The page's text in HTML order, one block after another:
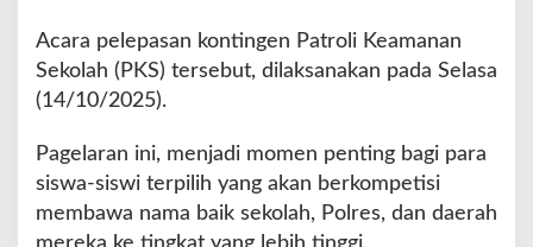
i
s
w
/
K
S
Acara pelepasan kontingen Patroli Keamanan
Sekolah (PKS) tersebut, dilaksanakan pada Selasa
(14/10/2025).
Pagelaran ini, menjadi momen penting bagi para
siswa-siswi terpilih yang akan berkompetisi
membawa nama baik sekolah, Polres, dan daerah